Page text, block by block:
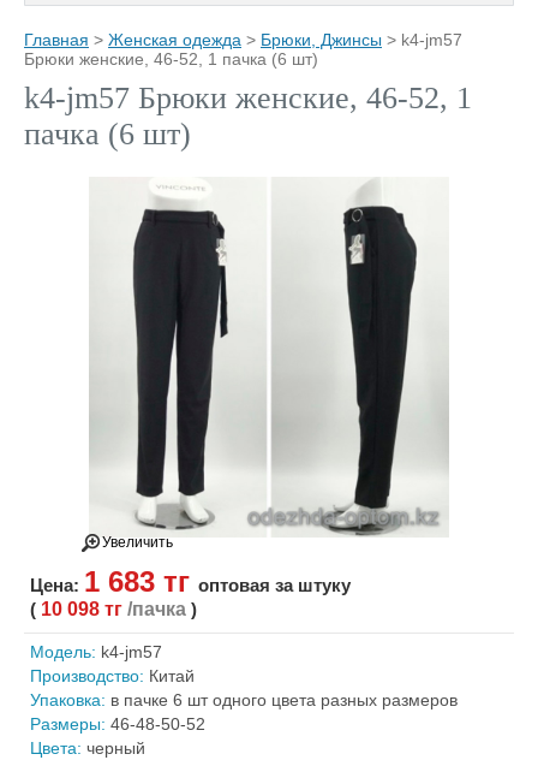
Главная > Женская одежда > Брюки, Джинсы > k4-jm57
Брюки женские, 46-52, 1 пачка (6 шт)
k4-jm57 Брюки женские, 46-52, 1
пачка (6 шт)
Увеличить
Цена: 1 683 тг оптовая за штуку
( 10 098 тг /пачка )
Модель: k4-jm57
Производство: Китай
Упаковка: в пачке 6 шт одного цвета разных размеров
Размеры: 46-48-50-52
Цвета: черный